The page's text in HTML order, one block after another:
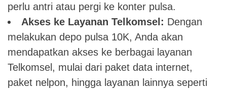
perlu antri atau pergi ke konter pulsa.
Akses ke Layanan Telkomsel: Dengan
melakukan depo pulsa 10K, Anda akan
mendapatkan akses ke berbagai layanan
Telkomsel, mulai dari paket data internet,
paket nelpon, hingga layanan lainnya seperti